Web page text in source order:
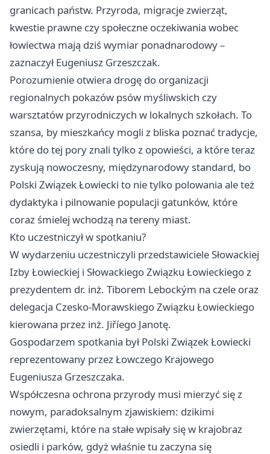
granicach państw. Przyroda, migracje zwierząt,
kwestie prawne czy społeczne oczekiwania wobec
łowiectwa mają dziś wymiar ponadnarodowy –
zaznaczył Eugeniusz Grzeszczak.
Porozumienie otwiera drogę do organizacji
regionalnych pokazów psów myśliwskich czy
warsztatów przyrodniczych w lokalnych szkołach. To
szansa, by mieszkańcy mogli z bliska poznać tradycje,
które do tej pory znali tylko z opowieści, a które teraz
zyskują nowoczesny, międzynarodowy standard, bo
Polski Związek Łowiecki to nie tylko polowania ale też
dydaktyka i pilnowanie populacji gatunków, które
coraz śmielej wchodzą na tereny miast.
Kto uczestniczył w spotkaniu?
W wydarzeniu uczestniczyli przedstawiciele Słowackiej
Izby Łowieckiej i Słowackiego Związku Łowieckiego z
prezydentem dr. inż. Tiborem Lebockým na czele oraz
delegacja Czesko-Morawskiego Związku Łowieckiego
kierowana przez inż. Jiříego Janotę.
Gospodarzem spotkania był Polski Związek Łowiecki
reprezentowany przez Łowczego Krajowego
Eugeniusza Grzeszczaka.
Współczesna ochrona przyrody musi mierzyć się z
nowym, paradoksalnym zjawiskiem: dzikimi
zwierzętami, które na stałe wpisały się w krajobraz
osiedli i parków, gdyż właśnie tu zaczyna się